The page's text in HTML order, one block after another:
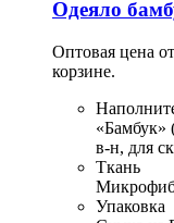
Одеяло
Оптовая цена
корзине.
«Бамбук»
в-н, для
Ткань
Упаковка